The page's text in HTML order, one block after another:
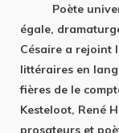
Poète
égale,
Césaire a rejoint
littéraires en
fières de le
Kesteloot, René
prosateurs et